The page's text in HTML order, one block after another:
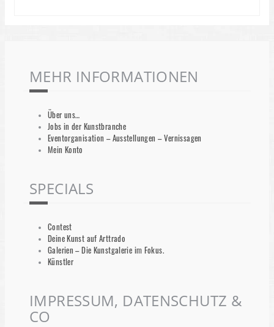
MEHR INFORMATIONEN
Über uns…
Jobs in der Kunstbranche
Eventorganisation – Ausstellungen – Vernissagen
Mein Konto
SPECIALS
Contest
Deine Kunst auf Arttrado
Galerien – Die Kunstgalerie im Fokus.
Künstler
IMPRESSUM, DATENSCHUTZ &
CO